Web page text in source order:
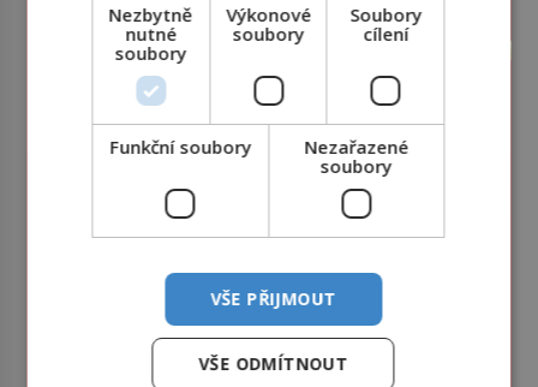
Nezbytně
nutné
soubory
Výkonové
soubory
Soubory
cílení
Funkční soubory
Nezařazené
soubory
VŠE PŘIJMOUT
VŠE ODMÍTNOUT